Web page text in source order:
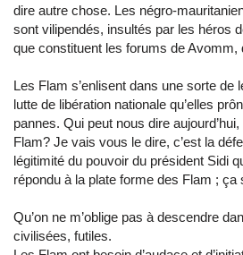
dire autre chose. Les négro-
sont vilipendés, insultés par les héros
que constituent les forums de Avomm,
Les Flam s’enlisent dans une sorte de
lutte de libération nationale qu’elles
pannes. Qui peut nous dire
Flam? Je vais vous le dire, c’est la
légitimité du pouvoir du président Sidi
répondu à la plate forme des Flam ; ça
Qu’on ne m’oblige pas à descendre
civilisées, futiles.